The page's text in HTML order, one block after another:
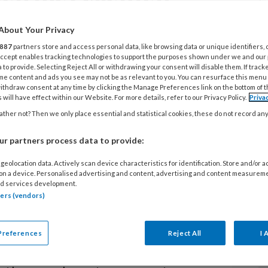
Positieve Gezondheid, contact
in het verpleeghuis? Vilans
op welke momenten en
kunnen. De inzichten zijn met
in een boekje dat je nu gratis
niet hun ziekte zijn en dat de
zou moeten gaan. Het betekent
naar wat hun leven betekenis geeft
Het boekje beschrijft zes momenten
Your Privacy
887 partners store and access personal data, like browsing data or unique identifiers,
enables tracking technologies to support the purposes shown under we and
to provide. Selecting Reject All or withdrawing your consent will disable them. If
content and ads you see may not be as relevant to you. You can resurface this
consent at any time by clicking the Manage Preferences link on the bottom of
will have effect within our Website. For more details, refer to our Privacy Policy.
not? Then we only place essential and statistical cookies, these do not record
partners process data to provide:
data. Actively scan device characteristics for identification. Store and/or
a device. Personalised advertising and content, advertising and content
services development.
(vendors)
Reject All I